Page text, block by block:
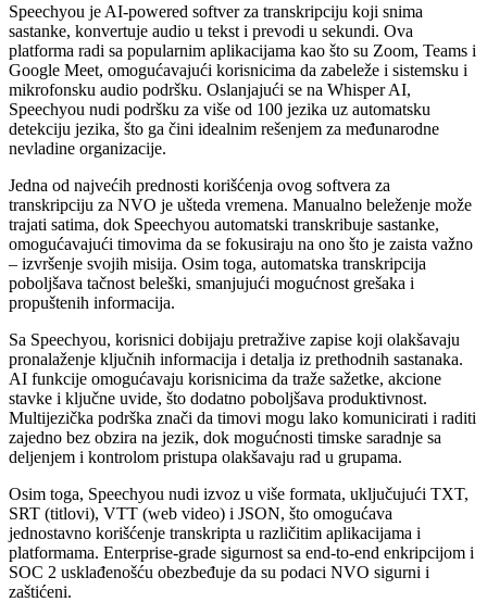
Speechyou je AI-powered softver za transkripciju koji snima
sastanke, konvertuje audio u tekst i prevodi u sekundi. Ova
platforma radi sa popularnim aplikacijama kao što su Zoom, Teams i
Google Meet, omogućavajući korisnicima da zabeleže i sistemsku i
mikrofonsku audio podršku. Oslanjajući se na Whisper AI,
Speechyou nudi podršku za više od 100 jezika uz automatsku
detekciju jezika, što ga čini idealnim rešenjem za međunarodne
nevladine organizacije.
Jedna od najvećih prednosti korišćenja ovog softvera za
transkripciju za NVO je ušteda vremena. Manualno beleženje može
trajati satima, dok Speechyou automatski transkribuje sastanke,
omogućavajući timovima da se fokusiraju na ono što je zaista važno
– izvršenje svojih misija. Osim toga, automatska transkripcija
poboljšava tačnost beleški, smanjujući mogućnost grešaka i
propuštenih informacija.
Sa Speechyou, korisnici dobijaju pretražive zapise koji olakšavaju
pronalaženje ključnih informacija i detalja iz prethodnih sastanaka.
AI funkcije omogućavaju korisnicima da traže sažetke, akcione
stavke i ključne uvide, što dodatno poboljšava produktivnost.
Multijezička podrška znači da timovi mogu lako komunicirati i raditi
zajedno bez obzira na jezik, dok mogućnosti timske saradnje sa
deljenjem i kontrolom pristupa olakšavaju rad u grupama.
Osim toga, Speechyou nudi izvoz u više formata, uključujući TXT,
SRT (titlovi), VTT (web video) i JSON, što omogućava
jednostavno korišćenje transkripta u različitim aplikacijama i
platformama. Enterprise-grade sigurnost sa end-to-end enkripcijom i
SOC 2 usklađenošću obezbeđuje da su podaci NVO sigurni i
zaštićeni.